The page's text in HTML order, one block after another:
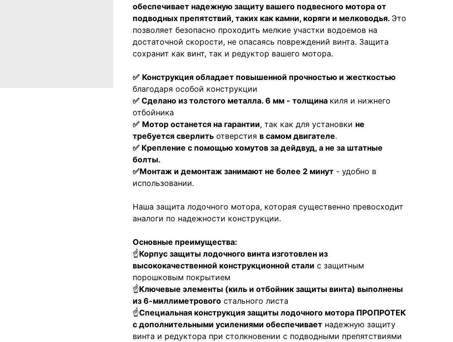
обеспечивает надежную защиту вашего подвесного мотора от
подводных препятствий, таких как камни, коряги и мелководья. Это
позволяет безопасно проходить мелкие участки водоемов на
достаточной скорости, не опасаясь повреждений винта. Защита
сохранит как винт, так и редуктор вашего мотора.
✅ Конструкция обладает повышенной прочностью и жесткостью
благодаря особой конструкции
✅ Сделано из толстого металла. 6 мм - толщина киля и нижнего
отбойника
✅ Мотор останется на гарантии, так как для установки не
требуется сверлить отверстия в самом двигателе.
✅ Крепление с помощью хомутов за дейдвуд, а не за штатные
болты.
✅Монтаж и демонтаж занимают не более 2 минут - удобно в
использовании.
Наша защита лодочного мотора, которая существенно превосходит
аналоги по надежности конструкции.
Основные преимущества:
☝Корпус защиты лодочного винта изготовлен из
высококачественной конструкционной стали с защитным
порошковым покрытием
☝Ключевые элементы (киль и отбойник защиты винта) выполнены
из 6-миллиметрового стального листа
☝Специальная конструкция защиты лодочного мотора ПРОПРОТЕК
с дополнительными усилениями обеспечивает надежную защиту
винта и редуктора при столкновении с подводными препятствиями